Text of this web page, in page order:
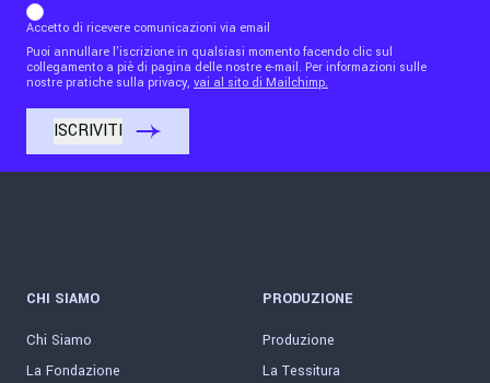
Accetto di ricevere comunicazioni via email
Puoi annullare l'iscrizione in qualsiasi momento facendo clic sul
collegamento a piè di pagina delle nostre e-mail. Per informazioni sulle
nostre pratiche sulla privacy, vai al sito di Mailchimp.
CHI SIAMO
Chi Siamo
La Fondazione
PRODUZIONE
Produzione
La Tessitura